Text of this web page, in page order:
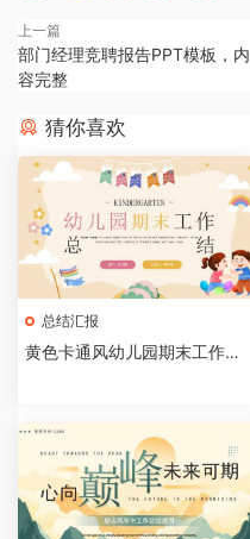
上一篇
部门经理竞聘报告PPT模板，内
容完整
猜你喜欢
总结汇报
黄色卡通风幼儿园期末工作总